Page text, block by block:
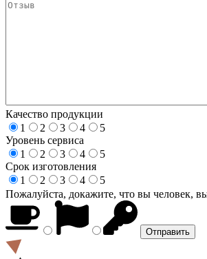
Качество продукции
1
2 3 4
5
Уровень сервиса
1
2 3 4
5
Срок изготовления
1
2 3 4
5
Пожалуйста, докажите, что вы человек,